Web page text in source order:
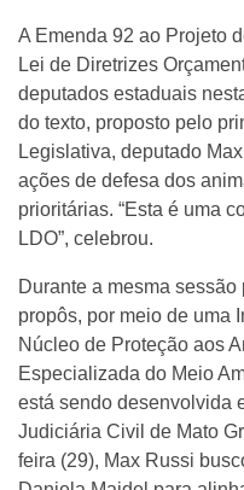
A Emenda 92 ao Projeto
Lei de Diretrizes
deputados estaduais
do texto, proposto pelo
Legislativa, deputado
ações de defesa dos
prioritárias. “Esta é uma
LDO”, celebrou.
Durante a mesma
propôs, por meio de uma
Núcleo de Proteção aos
Especializada do Meio
está sendo desenvolvida
Judiciária Civil de Mato
feira (29), Max Russi